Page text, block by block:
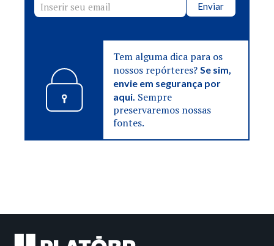
Enviar
Tem alguma dica para os
nossos repórteres?Se sim,
envie em segurança por
aqui. Sempre
preservaremos nossas
fontes.